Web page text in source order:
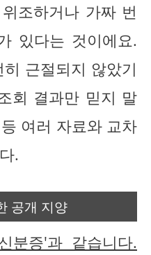
조하거나 가짜 번
있다는 것이에요.
근절되지 않았기
회 결과만 믿지 말
여러 자료와 교차
.
공개 지양
분증'과 같습니다.